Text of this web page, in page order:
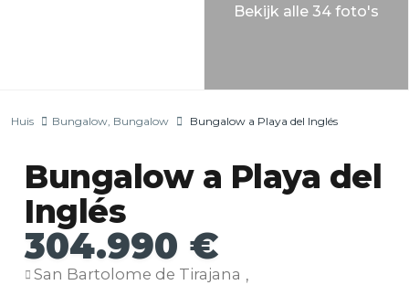
Bekijk alle 34 foto's
Huis Bungalow, Bungalow Bungalow a Playa del Inglés
Bungalow a Playa del
Inglés
304.990 €
San Bartolome de Tirajana ,